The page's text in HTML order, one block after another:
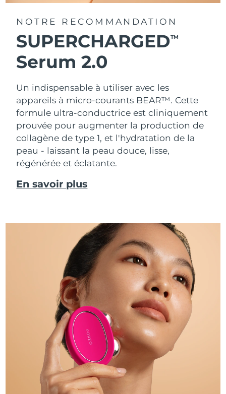
NOTRE RECOMMANDATION
SUPERCHARGEDTM
Serum 2.0
Un indispensable à utiliser avec les
appareils à micro-courants BEAR™. Cette
formule ultra-conductrice est cliniquement
prouvée pour augmenter la production de
collagène de type 1, et l'hydratation de la
peau - laissant la peau douce, lisse,
régénérée et éclatante.
En savoir plus